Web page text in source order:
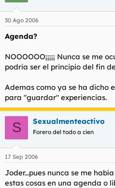
30 Ago 2006
Agenda?
NOOOOOO¡¡¡¡¡ Nunca se me
podria ser el principio del fin
Ademas como ya se ha dicho
para "guardar" experiencias.
S Sexualmenteactivo
Forero del todo a cien
17 Sep 2006
Joder...pues nunca se me
estas cosas en una agenda o